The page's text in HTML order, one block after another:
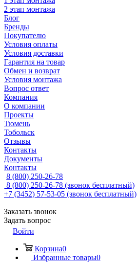
2 этап монтажа
Блог
Бренды
Покупателю
Условия оплаты
Условия доставки
Гарантия на товар
Обмен и возврат
Условия монтажа
Вопрос ответ
Компания
О компании
Проекты
Тюмень
Тобольск
Отзывы
Контакты
Документы
Контакты
8 (800) 250-26-78
8 (800) 250-26-78 (звонок бесплатный)
+7 (3452) 57-53-05 (звонок бесплатный)
Заказать звонок
Задать вопрос
Войти
Корзина0
Избранные товары0